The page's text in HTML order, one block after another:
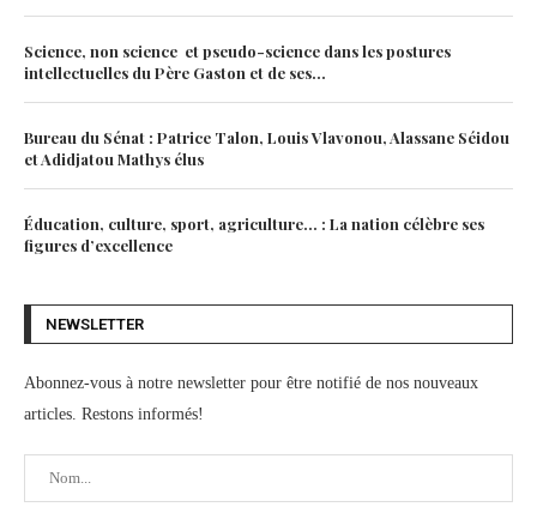
Science, non science et pseudo-science dans les postures
intellectuelles du Père Gaston et de ses...
Bureau du Sénat : Patrice Talon, Louis Vlavonou, Alassane Séidou
et Adidjatou Mathys élus
Éducation, culture, sport, agriculture… : La nation célèbre ses
figures d’excellence
NEWSLETTER
Abonnez-vous à notre newsletter pour être notifié de nos nouveaux
articles. Restons informés!